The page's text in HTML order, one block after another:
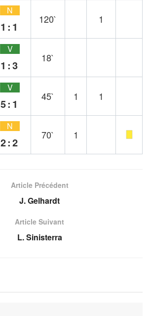
N
1:1
120` 1
V
1:3
18`
V
5:1
45` 1 1
N
2:2
70` 1
Article Précédent
J. Gelhardt
Article Suivant
L. Sinisterra